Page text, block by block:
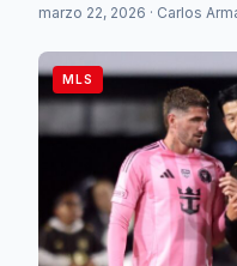
marzo 22, 2026 · Carlos
MLS